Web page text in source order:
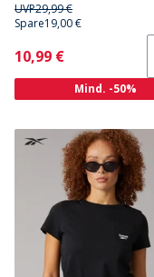
UVP29,99 €
Spare19,00 €
Current
10,99 €
Mind. -50%